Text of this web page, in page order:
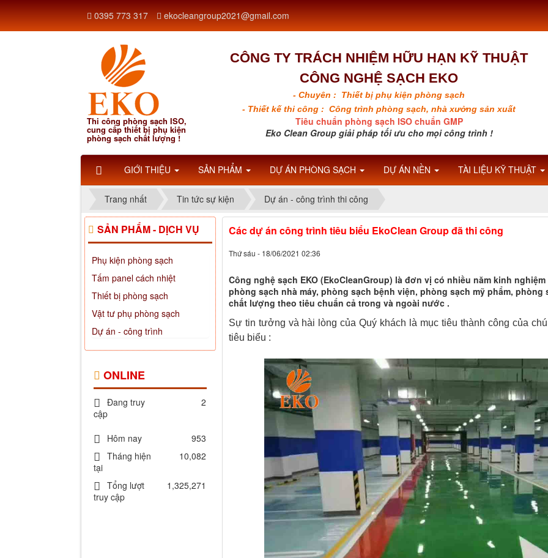
Thi công phòng sạch ISO,
cung cấp thiết bị phụ kiện
phòng sạch chất lượng !
CÔNG TY TRÁCH NHIỆM HỮU HẠN KỸ THUẬT
CÔNG NGHỆ SẠCH EKO
- Chuyên : Thiết bị phụ kiện phòng sạch
- Thiết kế thi công : Công trình phòng sạch, nhà xưởng sản xuất
Tiêu chuẩn phòng sạch ISO chuẩn GMP
Eko Clean Group giải pháp tối ưu cho mọi công trình !
GIỚI THIỆU SẢN PHẨM DỰ ÁN PHÒNG SẠCH DỰ ÁN NỀN TÀI LIỆU KỸ THUẬT
0395 773 317 ekocleangroup2021@gmail.com
Trang nhất Tin tức sự kiện Dự án - công trình thi công
Các dự án công trình tiêu biểu EkoClean Group đã thi công
Thứ sáu - 18/06/2021 02:36
Công nghệ sạch EKO (EkoCleanGroup) là đơn vị có nhiều năm kinh
phòng sạch nhà máy, phòng sạch bệnh viện, phòng sạch mỹ phẩm,
chất lượng theo tiêu chuẩn cả trong và ngoài nước .
Sự tin tưởng và hài lòng của Quý khách là mục tiêu thành công của
tiêu biểu :
SẢN PHẨM - DỊCH VỤ
Phụ kiện phòng sạch
Tấm panel cách nhiệt
Thiết bị phòng sạch
Vật tư phụ phòng sạch
Dự án - công trình
ONLINE
Đang truy
cập
2
Hôm nay
953
Tháng hiện
tại
10,082
Tổng lượt
truy cập
1,325,271